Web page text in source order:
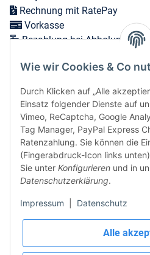
Alle
Wie wir Cookies & Co
Durch Klicken auf „Alle
Einsatz folgender Dienste auf
Vimeo, ReCaptcha, Google
Tag Manager, PayPal Express
Ratenzahlung. Sie können die
(Fingerabdruck-Icon links
Sie unter Konfigurieren und in
Datenschutzerklärung.
Impressum Datenschutz
Rechnung mit RatePay
Vorkasse
Bezahlung bei Abholung vor
Versand in 1-3 Werktagen
Expressversand zum nächsten
bis 12 Uhr möglich
Vertrag
Sicher bezahlen via: